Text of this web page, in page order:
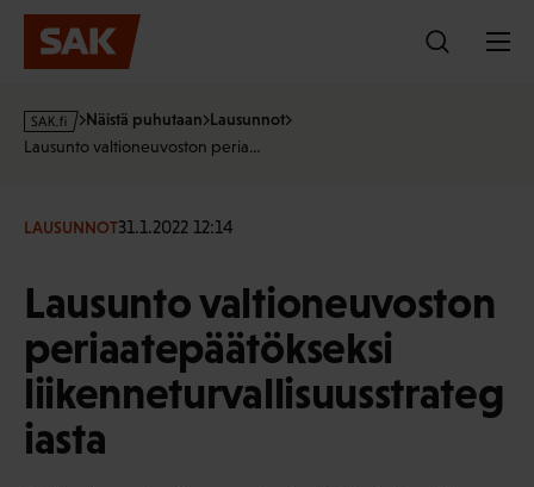
Hyppää
sisältöön
s
a
f
Näistä puhutaan Lausunnot
Lausunto valtioneuvoston peria…
LAUSUNNOT31.1.2022 12:14
Lausunto valtioneuvoston
periaatepäätökseksi
liikenneturvallisuusstrateg
iasta